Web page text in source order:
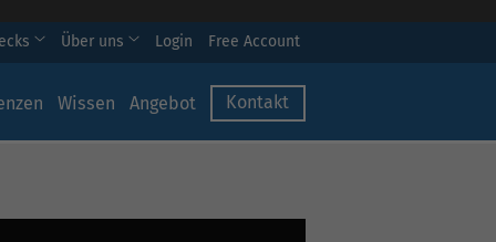
Über uns Login Free Account
Wissen Angebot Kontakt